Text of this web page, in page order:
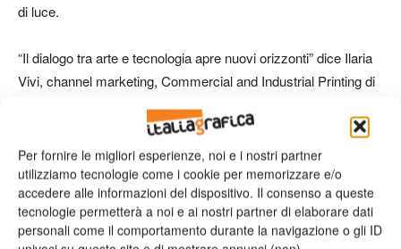
Per fornire le migliori esperienze, noi e i nostri partner
utilizziamo tecnologie come i cookie per memorizzare e/o
accedere alle informazioni del dispositivo. Il consenso a queste
tecnologie permetterà a noi e ai nostri partner di elaborare dati
personali come il comportamento durante la navigazione o gli ID
di luce.
“Il dialogo tra arte e tecnologia apre nuovi orizzonti” dice Ilaria
Vivi, channel marketing, Commercial and Industrial Printing di
l’attenzione alla sostenibilità e un’intensa ricerca sui supporti.
Le soluzioni Ricoh si distinguono sul mercato anche per la
flessibilità nella gestione dei media che spaziano dalla carta al
vetro, dal legno a materiali plastici, con un’ampia varietà di
colori che rende possibili gli effetti di luce che caratterizzano le
sue opere”.